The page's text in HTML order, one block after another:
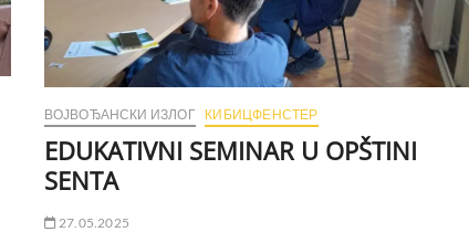
ВОЈВОЂАНСКИ ИЗЛОГ КИБИЦФЕНСТЕР
EDUKATIVNI SEMINAR U OPŠTINI
SENTA
27.05.2025